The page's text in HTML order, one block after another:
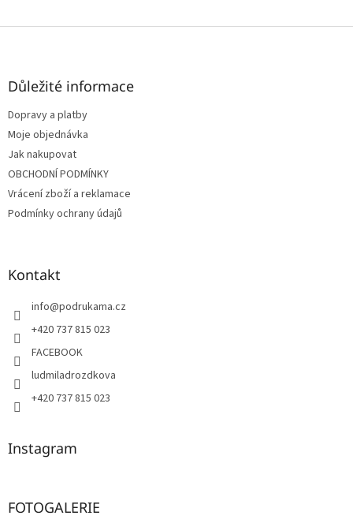
Z
Důležité informace
Dopravy a platby
Moje objednávka
Jak nakupovat
OBCHODNÍ PODMÍNKY
Vrácení zboží a reklamace
Podmínky ochrany údajů
Kontakt
info@podrukama.cz
+420 737 815 023
FACEBOOK
ludmiladrozdkova
+420 737 815 023
Instagram
FOTOGALERIE